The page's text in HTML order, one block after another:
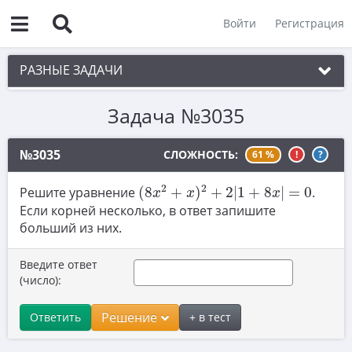
Войти Регистрация
РАЗНЫЕ ЗАДАЧИ
2. Делимость
3. Игры
4. Комбинаторика
5. Текстовые задачи
7. Уравнения
8. Планиметрия
Задача №3035
№3035 СЛОЖНОСТЬ: 61 % ! ?
Решите уравнение (8x2 + x)2 + 2 1 + 8x = 0
(8 2 + 2+ | 1+8 x =
.
Если корней несколько, в ответ запишите
больший из них.
Введите ответ
(число):
Ответить Решение + в тест